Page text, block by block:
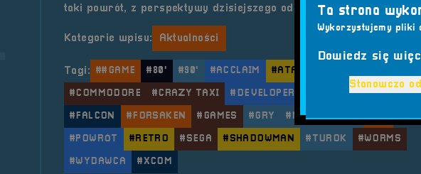
taki powrót, z perspektywy dzisiejszego odbiorcy, ma sens?
Kategorie wpisu: Aktualności
Tagi: ##GAME #80' #90' #ACCLAIM #ATARI
#COMMODORE #CRAZY TAXI #DEVELOPER #DEWELOPER #DOS
#FALCON #FORSAKEN #GAMES #GRY #MICROPROSE #PC
#POWRÓT #RETRO #SEGA #SHADOWMAN #TUROK #WORMS
#WYDAWCA #XCOM
Ta strona
Wykorzystujemy pliki
Dowiedz się
Stanowczo